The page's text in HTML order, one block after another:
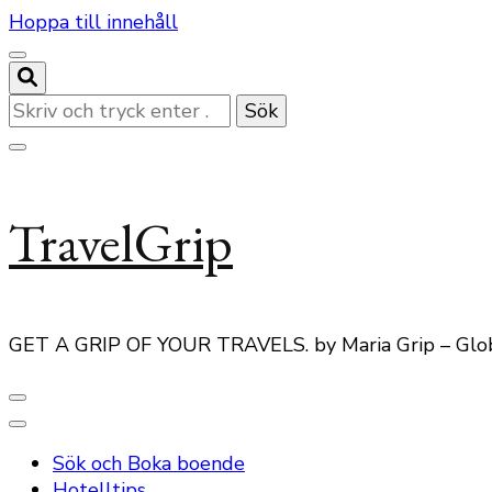
Hoppa till innehåll
Letar
du
efter
TravelGrip
GET A GRIP OF YOUR TRAVELS. by Maria Grip –
Sök och Boka boende